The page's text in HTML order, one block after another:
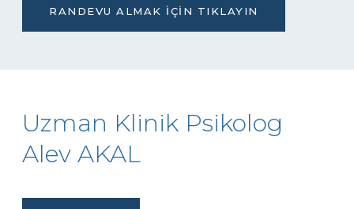
RANDEVU ALMAK İÇIN TIKLAYIN
Uzman Klinik Psikolog
Alev AKAL